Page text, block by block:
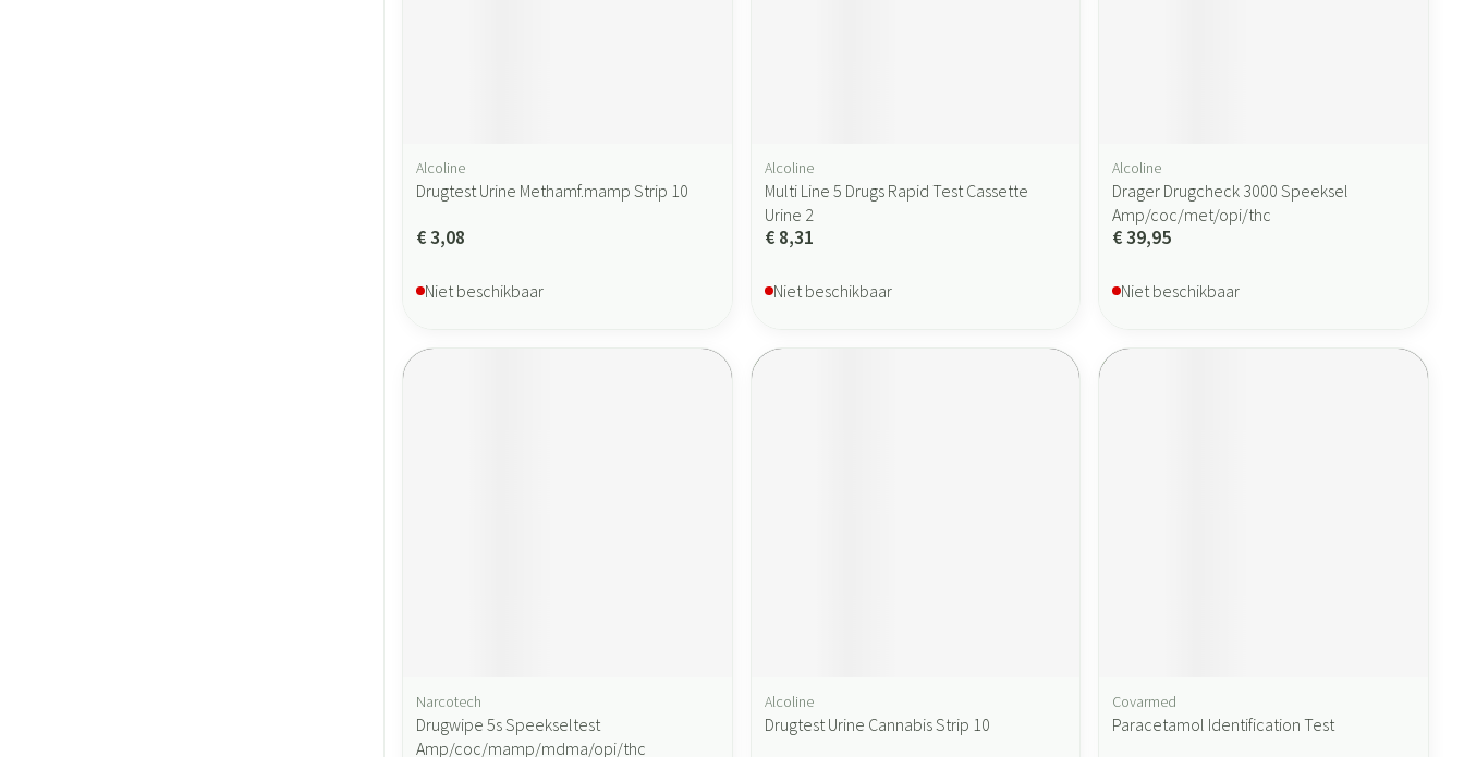
Alcoline
Drugtest Urine Methamf.mamp Strip 10
€ 3,08
Niet beschikbaar
Alcoline
Multi Line 5 Drugs Rapid Test Cassette
Urine 2
€ 8,31
Niet beschikbaar
Alcoline
Drager Drugcheck 3000 Speeksel
Amp/coc/met/opi/thc
€ 39,95
Niet beschikbaar
Narcotech
Drugwipe 5s Speekseltest
Amp/coc/mamp/mdma/opi/thc
Alcoline
Drugtest Urine Cannabis Strip 10
Covarmed
Paracetamol Identification Test